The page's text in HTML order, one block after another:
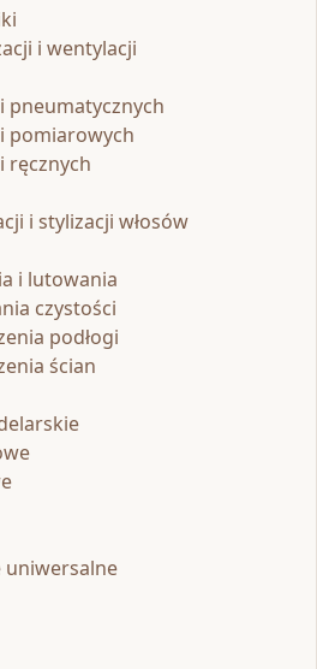
i wentylacji
pneumatycznych
pomiarowych
ręcznych
i stylizacji włosów
i lutowania
czystości
podłogi
ścian